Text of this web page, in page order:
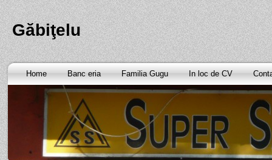
Găbiţelu
Home Banc eria Familia Gugu In loc de CV